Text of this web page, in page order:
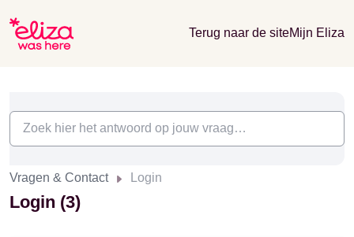
Terug naar de siteMijn Eliza
Vragen & Contact Login
Login (3)